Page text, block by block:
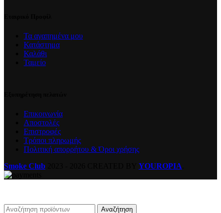
Τα αγαπημένα μου
Κατάστημα
Καλάθι
Ταμείο
Επικοινωνία
Αποστολές
Επιστροφές
Τρόποι πληρωμής
Πολιτική απορρήτου & Όροι χρήσης
Smoke Club
YOUROPIA
Αναζήτηση